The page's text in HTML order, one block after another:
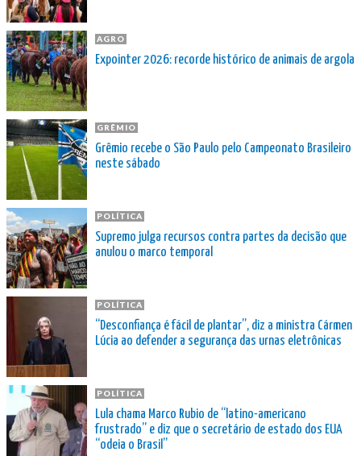
AGRO
Expointer 2026: recorde histórico de animais de argola
GRÊMIO
Grêmio recebe o São Paulo pelo Campeonato Brasileiro
neste sábado
POLÍTICA
Supremo julga recursos contra partes da decisão que
anulou o marco temporal
POLÍTICA
“Desconfiança é fácil de plantar”, diz a ministra Cármen
Lúcia ao defender a segurança das urnas eletrônicas
POLÍTICA
Lula chama Marco Rubio de “latino-americano
frustrado” e diz que o secretário de estado dos EUA
“odeia o Brasil”